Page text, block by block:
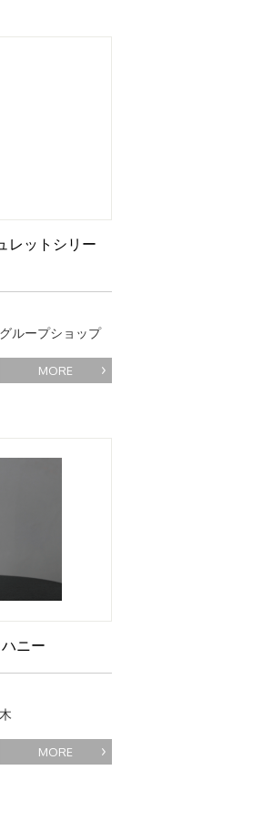
レットシリー
ループショップ
MORE
ニー
MORE